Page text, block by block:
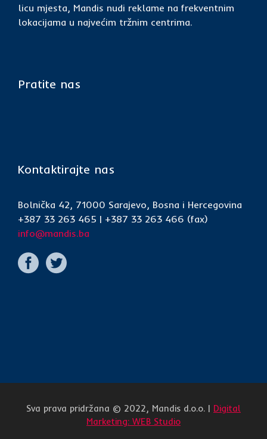
licu mjesta, Mandis nudi reklame na frekventnim
lokacijama u najvećim tržnim centrima.
Pratite nas
Kontaktirajte nas
Bolnička 42, 71000 Sarajevo, Bosna i Hercegovina
+387 33 263 465 | +387 33 263 466 (fax)
info@mandis.ba
Sva prava pridržana © 2022, Mandis d.o.o. | Digital
Marketing: WEB Studio